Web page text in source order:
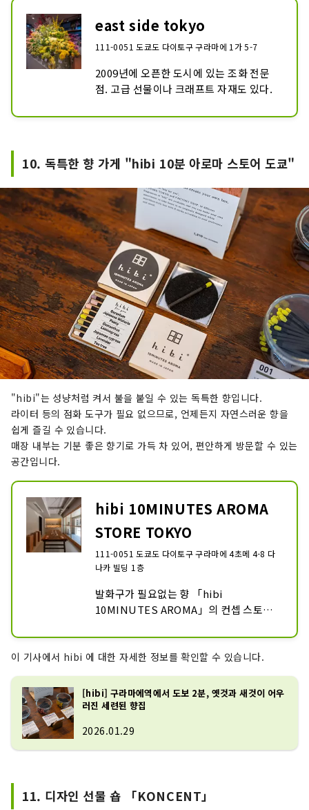
east side tokyo
111-0051 도쿄도 다이토구 구라마에 1가 5-7
2009년에 오픈한 도시에 있는 조화 전문
점. 고급 선물이나 크래프트 자재도 있다.
10. 독특한 향 가게 "hibi 10분 아로마 스토어 도쿄"
"hibi"는 성냥처럼 켜서 불을 붙일 수 있는 독특한 향입니다.
라이터 등의 점화 도구가 필요 없으므로, 언제든지 자연스러운 향을
쉽게 즐길 수 있습니다.
매장 내부는 기분 좋은 향기로 가득 차 있어, 편안하게 방문할 수 있는
공간입니다.
hibi 10MINUTES AROMA
STORE TOKYO
111-0051 도쿄도 다이토구 구라마에 4초메 4-8 다
나카 빌딩 1층
발화구가 필요없는 향 「hibi
10MINUTES AROMA」의 컨셉 스토어
이 기사에서 hibi 에 대한 자세한 정보를 확인할 수 있습니다.
[hibi] 구라마에역에서 도보 2분, 옛것과 새것이 어우
러진 세련된 향집
2026.01.29
11. 디자인 선물 숍 「KONCENT」